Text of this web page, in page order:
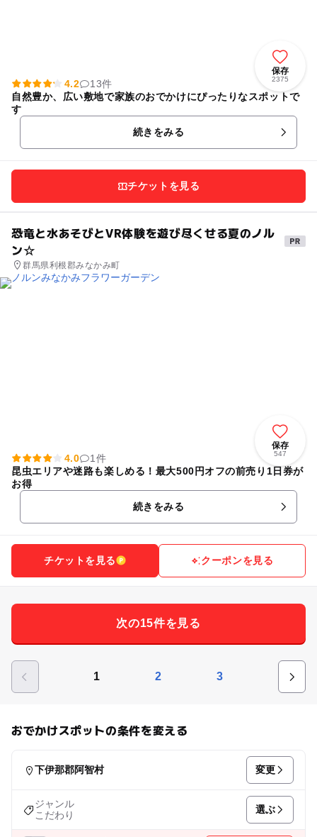
保存
2375
4.2
13件
自然豊か、広い敷地で家族のおでかけにぴったりなスポットで
す
続きをみる
チケットを見る
恐竜と水あそびとVR体験を遊び尽くせる夏のノル
ン☆
群馬県利根郡みなかみ町
保存
547
4.0
1件
昆虫エリアや迷路も楽しめる！最大500円オフの前売り1日券が
お得
続きをみる
チケットを見る クーポンを見る
次の15件を見る
1 2 3
おでかけスポットの条件を変える
下伊那郡阿智村 変更
ジャンル
こだわり
選ぶ